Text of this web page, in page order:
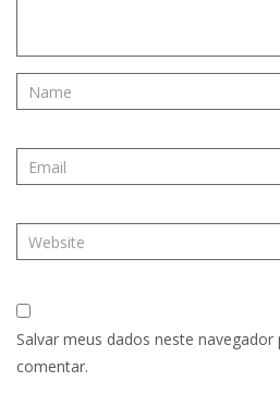
Salvar meus dados neste
comentar.